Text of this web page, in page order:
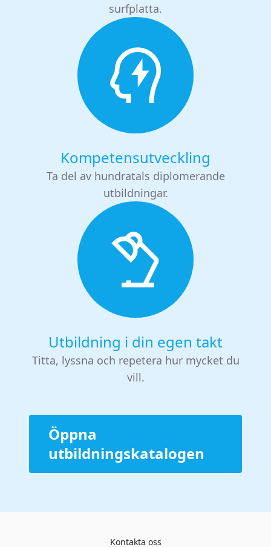
surfplatta.
Kompetensutveckling
Ta del av hundratals diplomerande
utbildningar.
Utbildning i din egen takt
Titta, lyssna och repetera hur mycket du
vill.
Öppna
utbildningskatalogen
Kontakta oss